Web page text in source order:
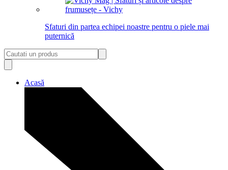
Sfaturi din partea echipei noastre pentru o piele mai
puternică
Acasă